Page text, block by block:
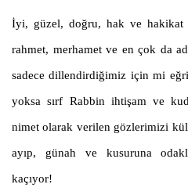
İyi, güzel, doğru, hak ve hakikat
rahmet, merhamet ve en çok da
sadece dillendirdiğimiz için mi
yoksa sırf Rabbin ihtişam ve
nimet olarak verilen gözlerimizi
ayıp, günah ve kusuruna
kaçıyor!